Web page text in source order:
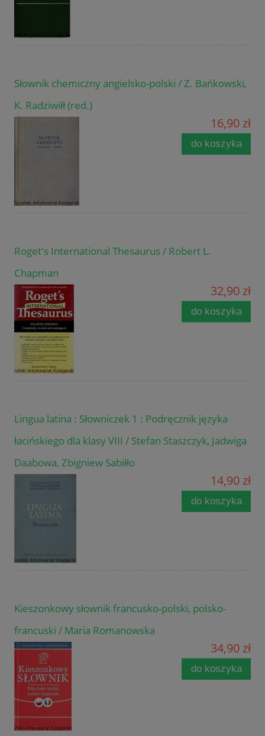
Słownik chemiczny angielsko-polski / Z. Bańkowski,
K. Radziwiłł (red.)
16,90 zł
do koszyka
Roget's International Thesaurus / Robert L.
Chapman
32,90 zł
do koszyka
Lingua latina : Słowniczek 1 : Podręcznik języka
łacińskiego dla klasy VIII / Stefan Staszczyk, Jadwiga
Daabowa, Zbigniew Sabiłło
14,90 zł
do koszyka
Kieszonkowy słownik francusko-polski, polsko-
francuski / Maria Romanowska
34,90 zł
do koszyka